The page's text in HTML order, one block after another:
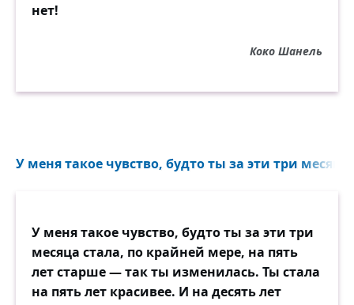
нет!
Коко Шанель
У меня такое чувство, будто ты за эти три месяца
У меня такое чувство, будто ты за эти три
месяца стала, по крайней мере, на пять
лет старше — так ты изменилась. Ты стала
на пять лет красивее. И на десять лет